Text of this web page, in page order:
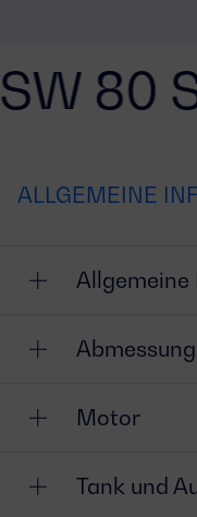
80
ALLGEMEINE
Motor
Tank und